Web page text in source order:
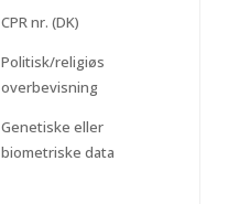
CPR nr. (DK)
Politisk/religiøs
overbevisning
Genetiske eller
biometriske data